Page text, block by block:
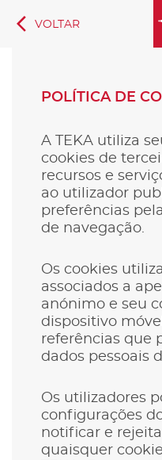
VOLTAR
POLÍTICA DE
A TEKA utiliza
cookies de
recursos e
ao utilizador
preferências
de navegação.
Os cookies
associados a
anónimo e seu
dispositivo
referências que
dados pessoais
Os utilizadores
configurações
notificar e
quaisquer